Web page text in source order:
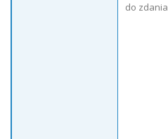
do zdania